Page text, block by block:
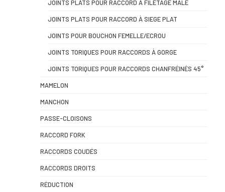
JOINTS PLATS POUR RACCORD À FILETAGE MALE
JOINTS PLATS POUR RACCORD À SIEGE PLAT
JOINTS POUR BOUCHON FEMELLE/ECROU
JOINTS TORIQUES POUR RACCORDS À GORGE
JOINTS TORIQUES POUR RACCORDS CHANFRÉINÉS 45°
MAMELON
MANCHON
PASSE-CLOISONS
RACCORD FORK
RACCORDS COUDÉS
RACCORDS DROITS
RÉDUCTION